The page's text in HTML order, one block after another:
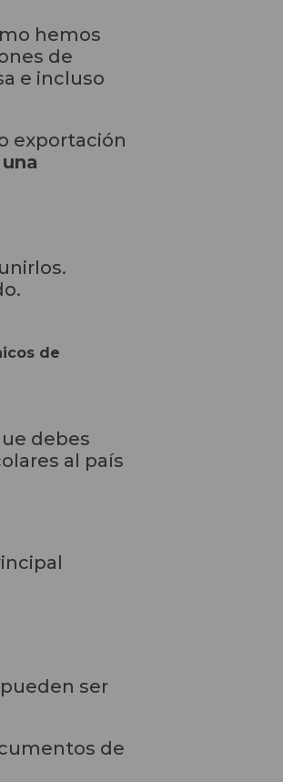
hemos
de
e incluso
exportación
de
debes
al país
ser
de